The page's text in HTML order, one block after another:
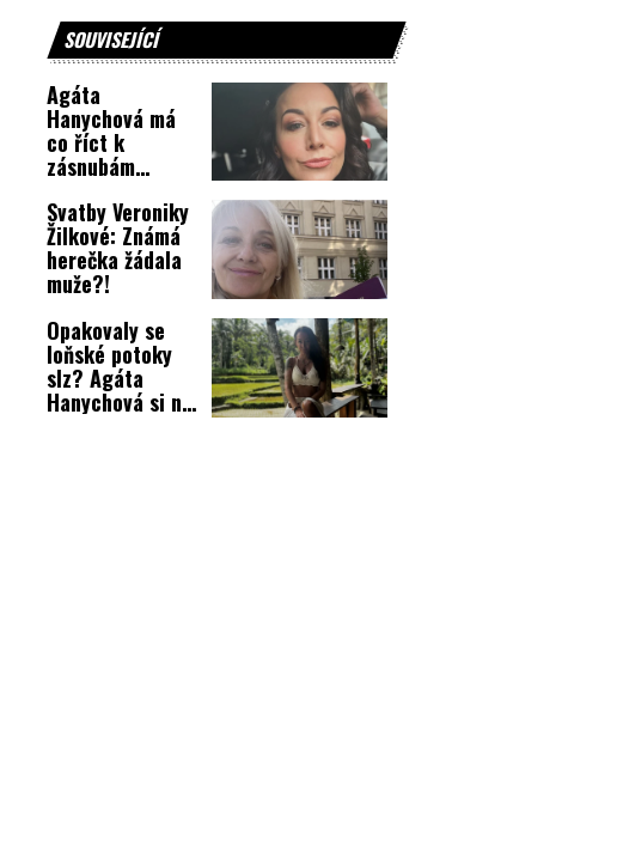
SOUVISEJÍCÍ
Agáta
Hanychová má
co říct k
zásnubám
Mesarošové!
Svatby Veroniky
Žilkové: Známá
herečka žádala
muže?!
Opakovaly se
loňské potoky
slz? Agáta
Hanychová si na